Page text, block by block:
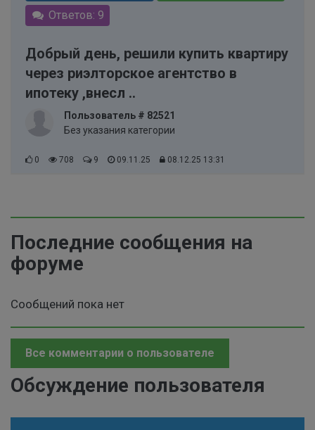
Ответов: 9
Добрый день, решили купить квартиру
через риэлторское агентство в
ипотеку ,внесл ..
Пользователь # 82521
Без указания категории
0 708 9 09.11.25 08.12.25 13:31
Последние сообщения на
форуме
Сообщений пока нет
Все комментарии о пользователе
Обсуждение пользователя